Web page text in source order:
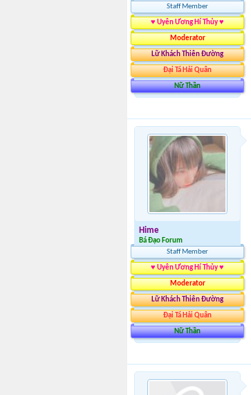
Staff Member
♥ Uyên Ương Hí Thủy ♥
Moderator
Lữ Khách Thiên Đường
Đại Tá Hải Quân
Nữ Thần
Hime
Bá Đạo Forum
Staff Member
♥ Uyên Ương Hí Thủy ♥
Moderator
Lữ Khách Thiên Đường
Đại Tá Hải Quân
Nữ Thần